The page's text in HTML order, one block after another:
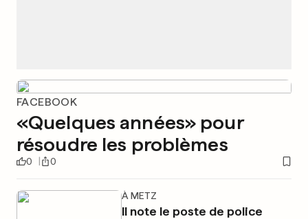
FACEBOOK
«Quelques années» pour
résoudre les problèmes
0 0
À METZ
Il note le poste de police